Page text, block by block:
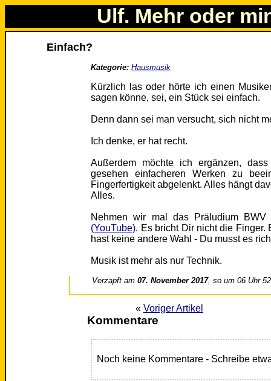
Ulf. Mehr oder
Einfach?
Kategorie: Hausmusik
Kürzlich las oder hörte ich einen
sagen könne, sei, ein Stück sei einfach.
Denn dann sei man versucht, sich nicht
Ich denke, er hat recht.
Außerdem möchte ich ergänzen,
gesehen einfacheren Werken zu
Fingerfertigkeit abgelenkt. Alles hängt
Alles.
Nehmen wir mal das Präludium
(YouTube). Es bricht Dir nicht die Finger.
hast keine andere Wahl - Du musst es
Musik ist mehr als nur Technik.
Verzapft am07. November 2017, so um 06 Uhr 52
« Voriger Artikel
Kommentare
Noch keine Kommentare - Schreibe